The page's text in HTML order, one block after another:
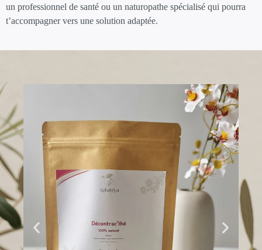
un professionnel de santé ou un naturopathe spécialisé qui pourra
t’accompagner vers une solution adaptée.